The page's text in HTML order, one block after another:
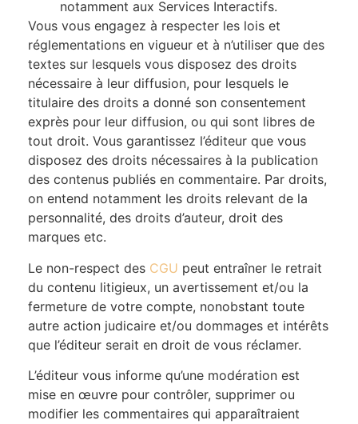
notamment aux Services Interactifs.
Vous vous engagez à respecter les lois et
réglementations en vigueur et à n’utiliser que des
textes sur lesquels vous disposez des droits
nécessaire à leur diffusion, pour lesquels le
titulaire des droits a donné son consentement
exprès pour leur diffusion, ou qui sont libres de
tout droit. Vous garantissez l’éditeur que vous
disposez des droits nécessaires à la publication
des contenus publiés en commentaire. Par droits,
on entend notamment les droits relevant de la
personnalité, des droits d’auteur, droit des
marques etc.
Le non-respect des CGU peut entraîner le retrait
du contenu litigieux, un avertissement et/ou la
fermeture de votre compte, nonobstant toute
autre action judicaire et/ou dommages et intérêts
que l’éditeur serait en droit de vous réclamer.
L’éditeur vous informe qu’une modération est
mise en œuvre pour contrôler, supprimer ou
modifier les commentaires qui apparaîtraient